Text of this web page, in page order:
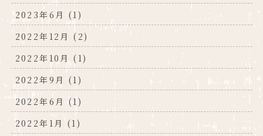
2023年6月 (1)
2022年12月 (2)
2022年10月 (1)
2022年9月 (1)
2022年6月 (1)
2022年1月 (1)